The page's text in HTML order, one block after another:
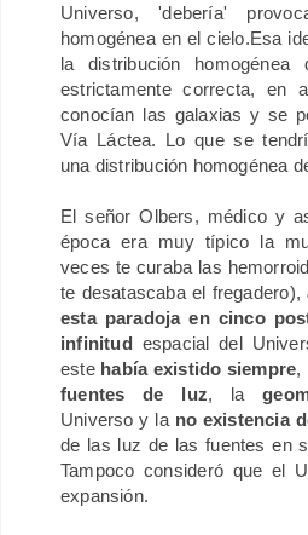
Universo, 'debería'
homogénea en el cielo.Esa
la distribución
estrictamente correcta, en
conocían las galaxias y se
Vía Láctea. Lo que se
una distribución homogénea
El señor Olbers, médico y
época era muy típico la
veces te curaba las
te desatascaba el fregadero),
esta paradoja en cinco
infinitud espacial del
este había existido siempre,
fuentes de luz, la
Universo y la no existencia
de las luz de las fuentes en
Tampoco consideró que el
expansión.